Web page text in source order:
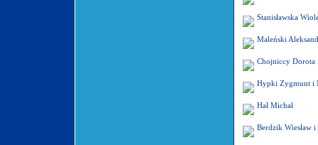
Stanisławska
Maleński
Chojniccy Dorota
Hypki Zygmunt i
Hał Michał
Berdzik Wiesław i